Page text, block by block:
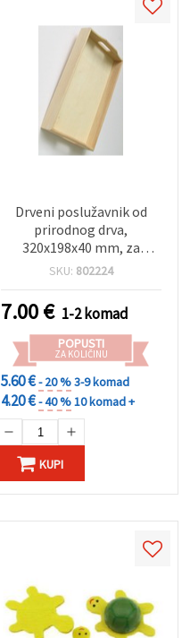
Drveni poslužavnik od
prirodnog drva,
320x198x40 mm, za
dekupaž i dekoriranje
SKU: 802224
7.00€ 1-2 komad
POPUSTI
ZA KOLIČINU
5.60 €- 20 %3-9 komad
4.20 €- 40 %10 komad +
KUPI